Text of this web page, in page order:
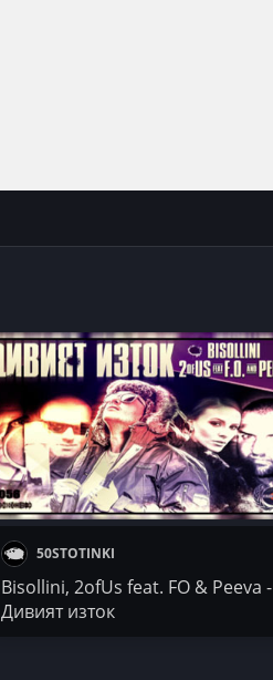
50STOTINKI
Bisollini, 2ofUs feat. FO & Peeva -
Дивият изток